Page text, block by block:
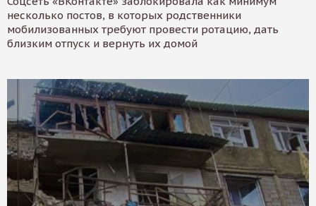
несколько постов, в которых родственники
мобилизованных требуют провести ротацию, дать
близким отпуск и вернуть их домой